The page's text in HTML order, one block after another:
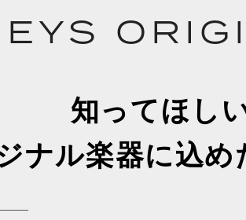
EYS
知ってほし
ナル楽器に込め